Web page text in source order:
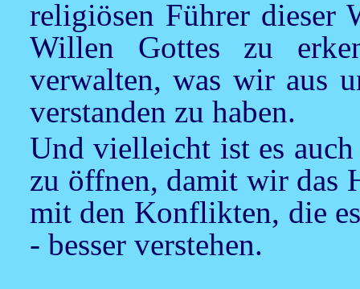
religiösen Führer dieser
Willen Gottes zu
verwalten, was wir aus
verstanden zu haben.
Und vielleicht ist es
zu öffnen, damit wir das
mit den Konflikten, die
- besser verstehen.